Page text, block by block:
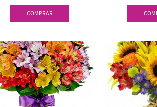
COMPRAR